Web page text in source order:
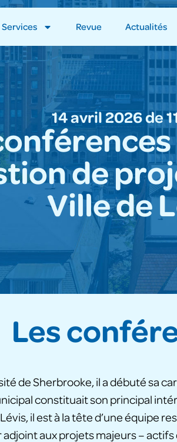
Services Revue Actualités
14 avril 2026 de
de
Ville de
Les
de Sherbrooke, il a débuté sa
constituait son principal
il est à la tête d’une équipe
aux projets majeurs –